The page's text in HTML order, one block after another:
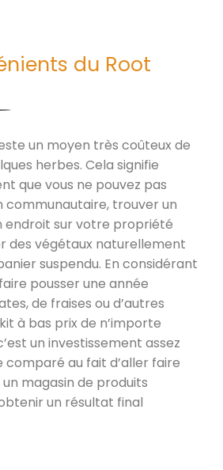
du Root
un moyen très coûteux de
herbes. Cela signifie
que vous ne pouvez pas
communautaire, trouver un
endroit sur votre propriété
des végétaux naturellement
suspendu. En considérant
pousser une année
de fraises ou d’autres
à bas prix de n’importe
un investissement assez
au fait d’aller faire
magasin de produits
un résultat final